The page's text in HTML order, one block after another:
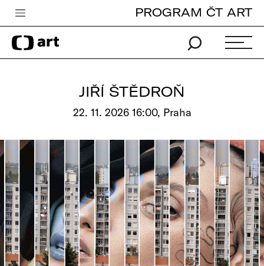
Česká televize
Zpravodajství
Pro děti
edu
Vše o ČT
PROGRAM ČT ART
JIŘÍ ŠTĚDROŇ
22. 11. 2026 16:00, Praha